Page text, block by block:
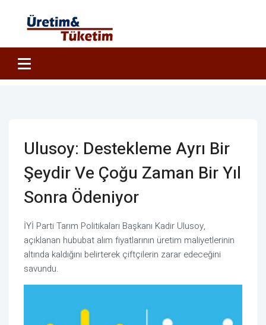
Ulusoy: Destekleme Ayrı Bir
Şeydir Ve Çoğu Zaman Bir Yıl
Sonra Ödeniyor
İYİ Parti Tarım Politikaları Başkanı Kadir Ulusoy,
açıklanan hububat alım fiyatlarının üretim maliyetlerinin
altında kaldığını belirterek çiftçilerin zarar edeceğini
savundu.